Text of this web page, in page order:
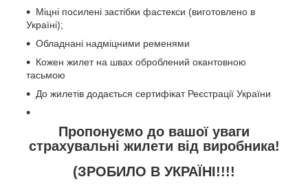
Міцні посилені застібки фастекси (виготовлено в
Україні);
Обладнані надміцними ременями
Кожен жилет на швах оброблений окантовною
тасьмою
До жилетів додається сертифікат Реєстрації України
Пропонуємо до вашої уваги
страхувальні жилети від виробника!
(ЗРОБИЛО В УКРАЇНІ!!!!